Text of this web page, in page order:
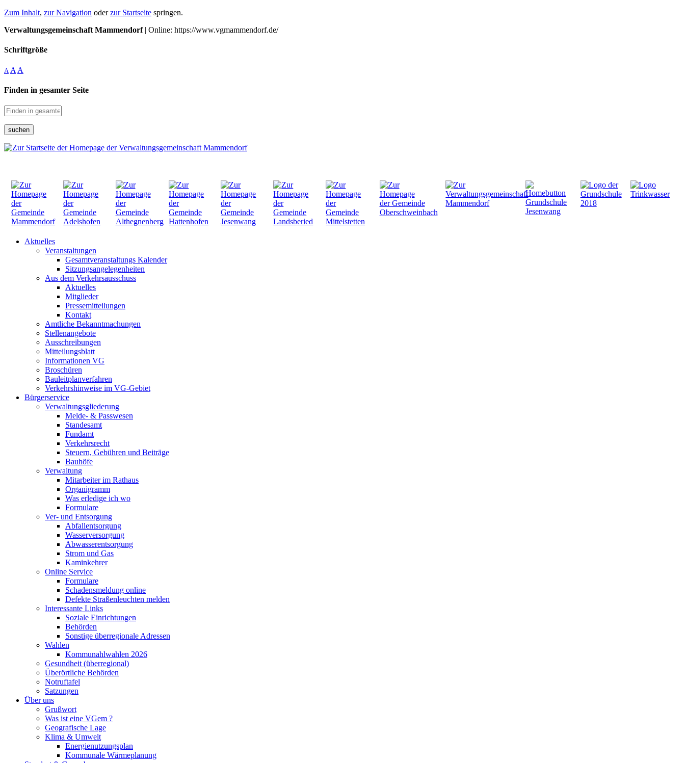
Zum Inhalt, zur Navigation oderzur Startseite springen.
Verwaltungsgemeinschaft Mammendorf| Online: https://www.vgmammendorf.de/
Schriftgröße
A A A
Finden in gesamter Seite
suchen
Aktuelles
Veranstaltungen
Gesamtveranstaltungs Kalender
Sitzungsangelegenheiten
Aus dem Verkehrsausschuss
Aktuelles
Mitglieder
Pressemitteilungen
Kontakt
Amtliche Bekanntmachungen
Stellenangebote
Ausschreibungen
Mitteilungsblatt
Informationen VG
Broschüren
Bauleitplanverfahren
Verkehrshinweise im VG-Gebiet
Bürgerservice
Verwaltungsgliederung
Melde- & Passwesen
Standesamt
Fundamt
Verkehrsrecht
Steuern, Gebühren und Beiträge
Bauhöfe
Verwaltung
Mitarbeiter im Rathaus
Organigramm
Was erledige ich wo
Formulare
Ver- und Entsorgung
Abfallentsorgung
Wasserversorgung
Abwasserentsorgung
Strom und Gas
Kaminkehrer
Online Service
Formulare
Schadensmeldung online
Defekte Straßenleuchten melden
Interessante Links
Soziale Einrichtungen
Behörden
Sonstige überregionale Adressen
Wahlen
Kommunahlwahlen 2026
Gesundheit (überregional)
Überörtliche Behörden
Notruftafel
Satzungen
Über uns
Grußwort
Was ist eine VGem ?
Geografische Lage
Klima & Umwelt
Energienutzungsplan
Kommunale Wärmeplanung